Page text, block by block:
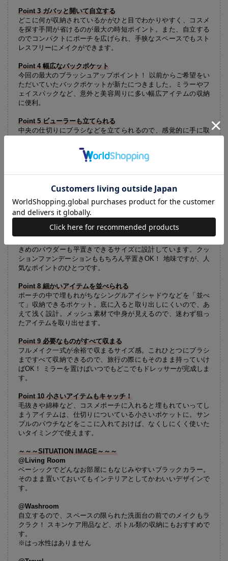
Point 3 ガバッと開いて自立する
どこに何が収納されているかがひと目でわかりやすく、コスメ
を探す手間が省けるのが最大の時短ポイント。また、自立する
のでコンパクトにポーチを広げられ、手狭なスペースでもスト
レスフリーにメイクができます。
Point 4 幅広なバックポケット
今回の最大のブラッシュアップポイント！ 以前からご希望をい
ただいていたバックポケットが新たにつきました。ミラーやフ
ェイスパックなど、意外と美容周りに多い幅広アイテムの収納
に便利。
Point 5 ビューラーも立てられる
中央の仕切りにブラシなどを立てられるので、感覚的に手に取
くいビューラーの収納におすすめです。意匠権を取得している
Point 6 デッドスペースにも収納を
上部がデッドスペースになりがちなコスメポーチ。上からもの
を重ねていくことによって整理が困難に…… 。ポケットをつけ
ることでお悩みを解消！ 立体的なポケットで、リップやコンタ
クトレンズの収納に便利！
Point 7 パウダーを平置きできる
きめのパウダーも平置きできるサイズに設計しています。クッ
ションファンデーションももちろん平置きOK！ 地味ですが、人
気なポイントのひとつです。
Point 8 細かいアイテムを並べられる
ポーチの中で埋もれがちなシングルアイシャドウなどを「並べ
て」収納できるポケット。底に入ると取り出しにくいので、あ
えて浅く設計。メッシュ素材で中身が見えるので、迷わず狙っ
たアイテムを取り出せます。
Point 9 必要なものがすべて収まる
フルメイク一式が余裕で収まるサイズ感。これひとつにブラシ
まですべて収納できるので、旅行の際にもそのまま持っていけ
ばOK！ ミラーを置けばいつでもどこでもドレッサーが完成しま
す。
Point 10 小さいアイテムもキャッチ！
毛抜きや綿棒など、コスメポーチに入れると埋もれていってし
まうアイテムは、仕切りについている小さいポケットに。サン
プルのパウチなどをここに入れておけば、なくしにくく使いた
いタイミングで使えます。
～～～SITUATION IMAGE～～～
@Living Room
ベーシックでどんなお部屋にもなじみやすいブラックカラー。
そのまま置いておいてもインテリアとしてかわいいデザインで
す。
@Washroom
自立するので、スペースの限られた洗面台の前でのメイクもラ
クラク！ スキンケア用品など、ボトル類の収納にもおすすめで
す。
※はっ水性はありません